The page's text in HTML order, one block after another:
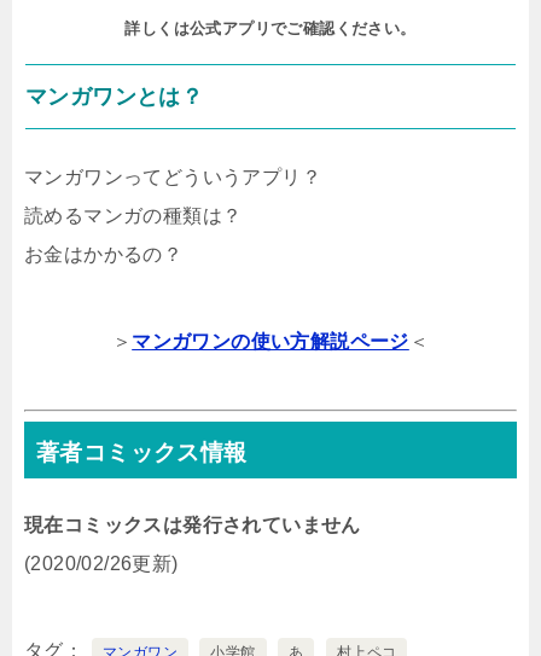
詳しくは公式アプリでご確認ください。
マンガワンとは？
マンガワンってどういうアプリ？
読めるマンガの種類は？
お金はかかるの？
＞ マンガワンの使い方解説ページ ＜
著者コミックス情報
現在コミックスは発行されていません
(2020/02/26更新)
タグ マンガワン 小学館 あ 村上ペコ